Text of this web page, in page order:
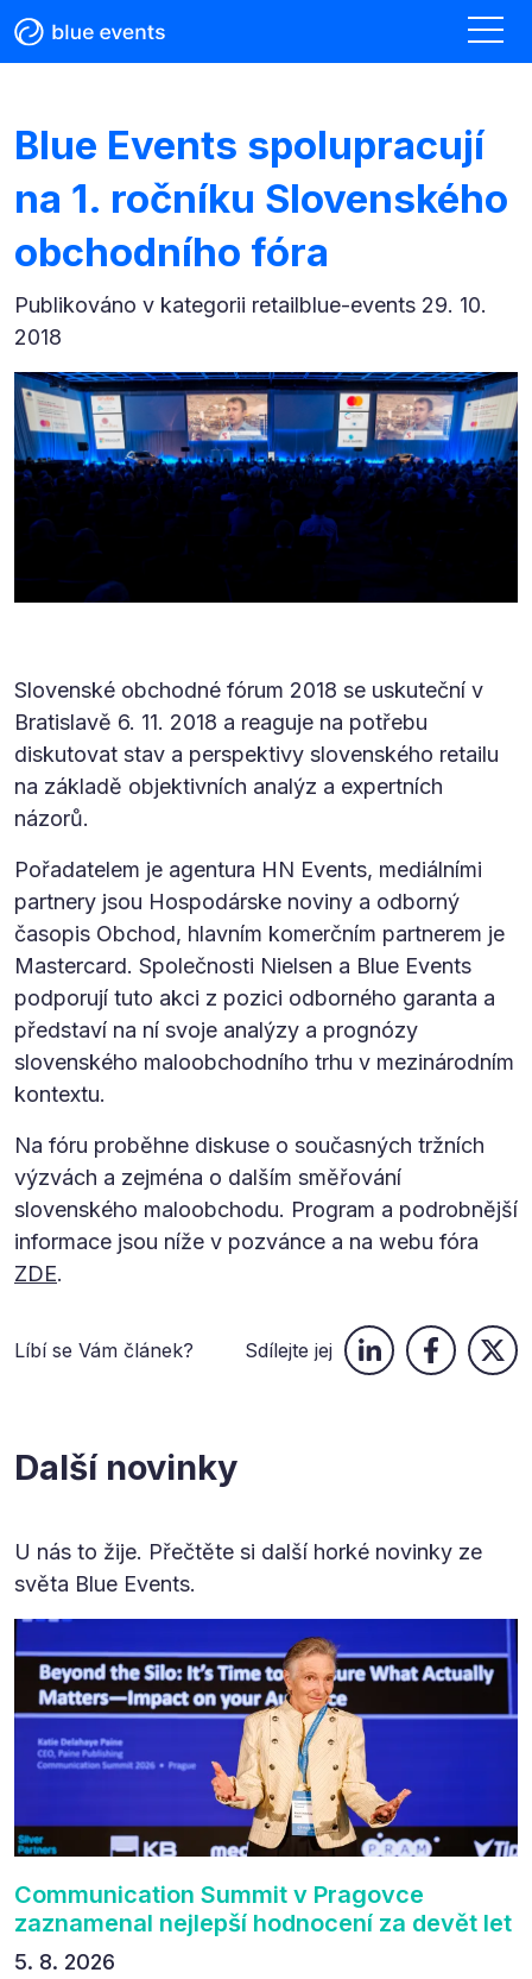
Blue Events spolupracují
na 1. ročníku Slovenského
obchodního fóra
Publikováno v kategorii retailblue-events 29. 10.
2018
Slovenské obchodné fórum 2018 se uskuteční v
Bratislavě 6. 11. 2018 a reaguje na potřebu
diskutovat stav a perspektivy slovenského retailu
na základě objektivních analýz a expertních
názorů.
Pořadatelem je agentura HN Events, mediálními
partnery jsou Hospodárske noviny a odborný
časopis Obchod, hlavním komerčním partnerem je
Mastercard. Společnosti Nielsen a Blue Events
podporují tuto akci z pozici odborného garanta a
představí na ní svoje analýzy a prognózy
slovenského maloobchodního trhu v mezinárodním
kontextu.
Na fóru proběhne diskuse o současných tržních
výzvách a zejména o dalším směřování
slovenského maloobchodu. Program a podrobnější
informace jsou níže v pozvánce a na webu fóra
ZDE.
Líbí se Vám článek? Sdílejte jej
Další novinky
U nás to žije. Přečtěte si další horké novinky ze
světa Blue Events.
Communication Summit v Pragovce
zaznamenal nejlepší hodnocení za devět let
5. 8. 2026